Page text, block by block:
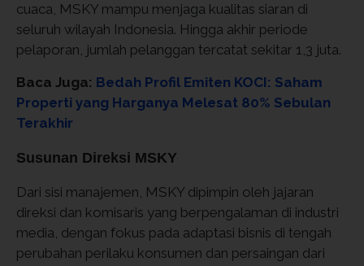
cuaca, MSKY mampu menjaga kualitas siaran di
seluruh wilayah Indonesia. Hingga akhir periode
pelaporan, jumlah pelanggan tercatat sekitar 1,3 juta.
Baca Juga: Bedah Profil Emiten KOCI: Saham
Properti yang Harganya Melesat 80% Sebulan
Terakhir
Susunan Direksi MSKY
Dari sisi manajemen, MSKY dipimpin oleh jajaran
direksi dan komisaris yang berpengalaman di industri
media, dengan fokus pada adaptasi bisnis di tengah
perubahan perilaku konsumen dan persaingan dari